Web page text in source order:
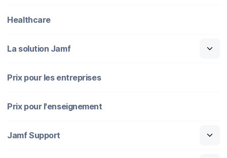
Healthcare
La solution Jamf
Prix pour les entreprises
Prix pour l'enseignement
Jamf Support